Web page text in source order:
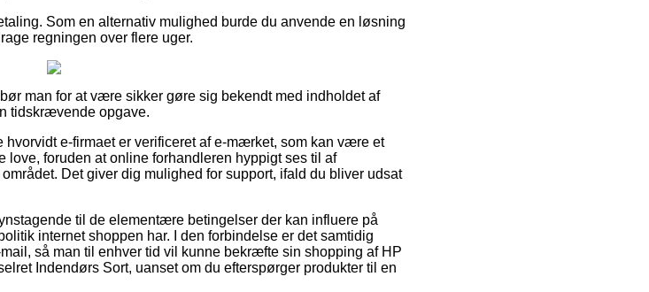
Som en alternativ mulighed burde du anvende en løsning
regningen over flere uger.
man for at være sikker gøre sig bekendt med indholdet af
tidskrævende opgave.
e-firmaet er verificeret af e-mærket, som kan være et
love, foruden at online forhandleren hyppigt ses til af
Det giver dig mulighed for support, ifald du bliver udsat
til de elementære betingelser der kan influere på
internet shoppen har. I den forbindelse er det samtidig
så man til enhver tid vil kunne bekræfte sin shopping af HP
Indendørs Sort, uanset om du efterspørger produkter til en